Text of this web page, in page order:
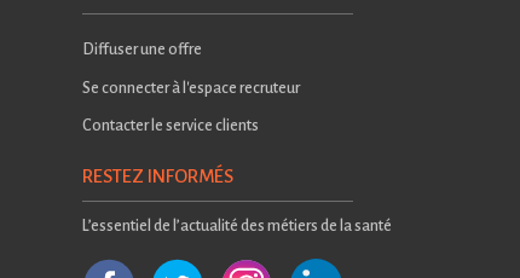
Diffuser une offre
Se connecter à l'espace recruteur
Contacter le service clients
RESTEZ INFORMÉS
L’essentiel de l’actualité des métiers de la santé